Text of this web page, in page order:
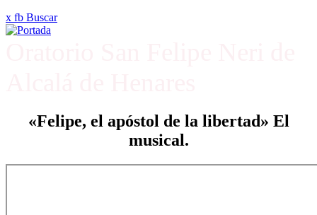
x fb Buscar
«Felipe, el apóstol de la libertad» El
musical.